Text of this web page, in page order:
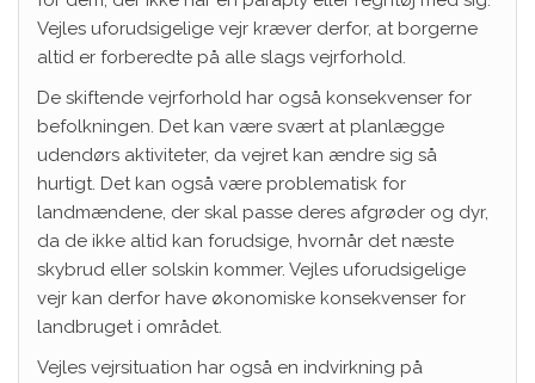
Vejles uforudsigelige vejr kræver derfor, at borgerne
altid er forberedte på alle slags vejrforhold.
De skiftende vejrforhold har også konsekvenser for
befolkningen. Det kan være svært at planlægge
udendørs aktiviteter, da vejret kan ændre sig så
hurtigt. Det kan også være problematisk for
landmændene, der skal passe deres afgrøder og dyr,
da de ikke altid kan forudsige, hvornår det næste
skybrud eller solskin kommer. Vejles uforudsigelige
vejr kan derfor have økonomiske konsekvenser for
landbruget i området.
Vejles vejrsituation har også en indvirkning på